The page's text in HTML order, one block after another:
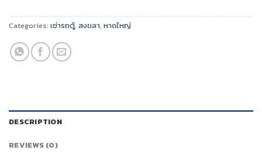
Categories: เช่ารถตู้, สงขลา, หาดใหญ่
DESCRIPTION
REVIEWS (0)